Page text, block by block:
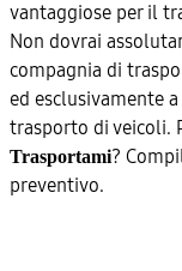
vantaggiose per il
Non dovrai
compagnia di
ed esclusivamente
trasporto di veicoli.
Trasportami?
preventivo.